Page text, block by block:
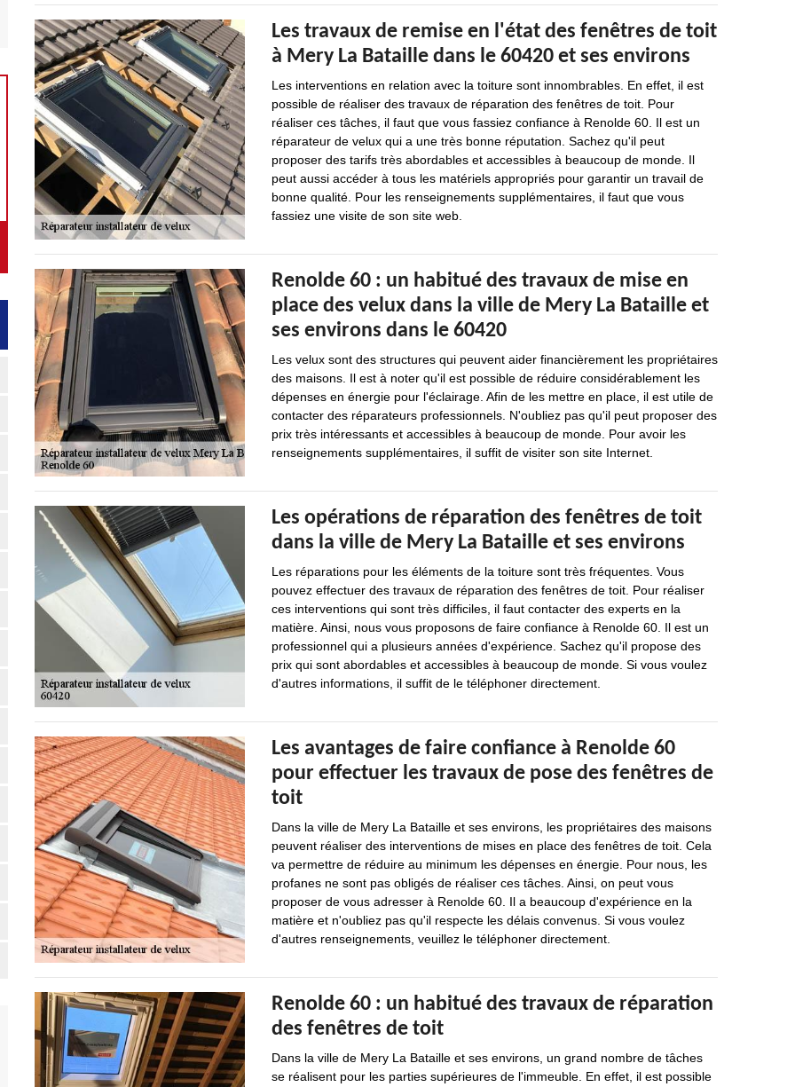
Les travaux de remise en l'état des fenêtres de toit
à Mery La Bataille dans le 60420 et ses environs
Les interventions en relation avec la toiture sont innombrables. En effet, il est
possible de réaliser des travaux de réparation des fenêtres de toit. Pour
réaliser ces tâches, il faut que vous fassiez confiance à Renolde 60. Il est un
réparateur de velux qui a une très bonne réputation. Sachez qu'il peut
proposer des tarifs très abordables et accessibles à beaucoup de monde. Il
peut aussi accéder à tous les matériels appropriés pour garantir un travail de
bonne qualité. Pour les renseignements supplémentaires, il faut que vous
fassiez une visite de son site web.
Renolde 60 : un habitué des travaux de mise en
place des velux dans la ville de Mery La Bataille et
ses environs dans le 60420
Les velux sont des structures qui peuvent aider financièrement les propriétaires
des maisons. Il est à noter qu'il est possible de réduire considérablement les
dépenses en énergie pour l'éclairage. Afin de les mettre en place, il est utile de
contacter des réparateurs professionnels. N'oubliez pas qu'il peut proposer des
prix très intéressants et accessibles à beaucoup de monde. Pour avoir les
renseignements supplémentaires, il suffit de visiter son site Internet.
Les opérations de réparation des fenêtres de toit
dans la ville de Mery La Bataille et ses environs
Les réparations pour les éléments de la toiture sont très fréquentes. Vous
pouvez effectuer des travaux de réparation des fenêtres de toit. Pour réaliser
ces interventions qui sont très difficiles, il faut contacter des experts en la
matière. Ainsi, nous vous proposons de faire confiance à Renolde 60. Il est un
professionnel qui a plusieurs années d'expérience. Sachez qu'il propose des
prix qui sont abordables et accessibles à beaucoup de monde. Si vous voulez
d'autres informations, il suffit de le téléphoner directement.
Les avantages de faire confiance à Renolde 60
pour effectuer les travaux de pose des fenêtres de
toit
Dans la ville de Mery La Bataille et ses environs, les propriétaires des maisons
peuvent réaliser des interventions de mises en place des fenêtres de toit. Cela
va permettre de réduire au minimum les dépenses en énergie. Pour nous, les
profanes ne sont pas obligés de réaliser ces tâches. Ainsi, on peut vous
proposer de vous adresser à Renolde 60. Il a beaucoup d'expérience en la
matière et n'oubliez pas qu'il respecte les délais convenus. Si vous voulez
d'autres renseignements, veuillez le téléphoner directement.
Renolde 60 : un habitué des travaux de réparation
des fenêtres de toit
Dans la ville de Mery La Bataille et ses environs, un grand nombre de tâches
se réalisent pour les parties supérieures de l'immeuble. En effet, il est possible